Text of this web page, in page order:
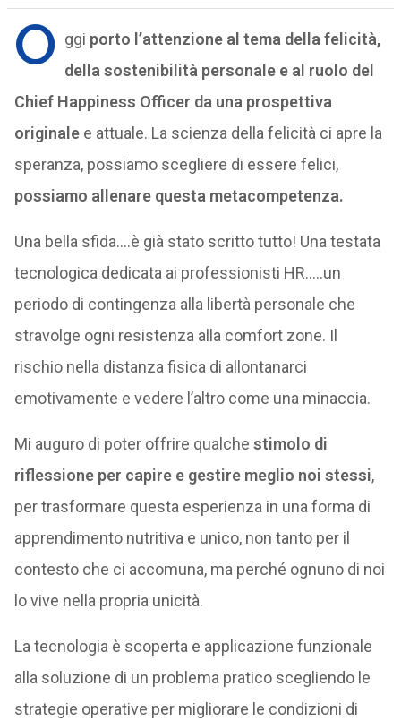
O ggi porto l’attenzione al tema della felicità,
della sostenibilità personale e al ruolo del
Chief Happiness Officer da una prospettiva
originalee attuale. La scienza della felicità ci apre la
speranza, possiamo scegliere di essere felici,
possiamo allenare questa metacompetenza.
Una bella sfida….è già stato scritto tutto! Una testata
tecnologica dedicata ai professionisti HR..…un
periodo di contingenza alla libertà personale che
stravolge ogni resistenza alla comfort zone. Il
rischio nella distanza fisica di allontanarci
emotivamente e vedere l’altro come una minaccia.
Mi auguro di poter offrire qualche stimolo di
riflessione per capire e gestire meglio noi stessi,
per trasformare questa esperienza in una forma di
apprendimento nutritiva e unico, non tanto per il
contesto che ci accomuna, ma perché ognuno di noi
lo vive nella propria unicità.
La tecnologia è scoperta e applicazione funzionale
alla soluzione di un problema pratico scegliendo le
strategie operative per migliorare le condizioni di